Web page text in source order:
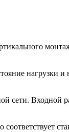
нагрузки
сети.